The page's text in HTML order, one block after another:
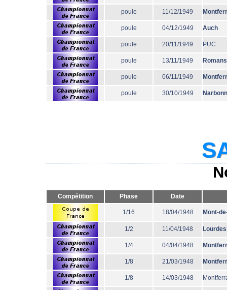
poule 11/12/1949
poule 04/12/1949 Auch
poule 20/11/1949 PUC
poule 13/11/1949 Romans
poule 06/11/1949
poule 30/10/1949
Compétition Phase Date
1/16 18/04/1948 Mont-
1/2 11/04/1948 Lourdes
1/4 04/04/1948
1/8 21/03/1948
1/8 14/03/1948